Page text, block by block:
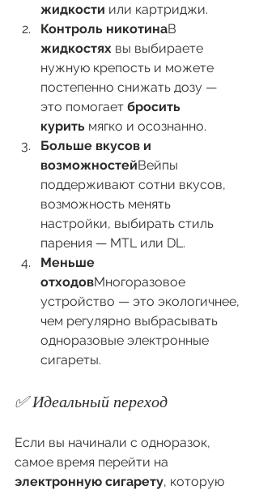
жидкости или картриджи.
Контроль никотинаВ
жидкостях вы выбираете
нужную крепость и можете
постепенно снижать дозу —
это помогает бросить
курить мягко и осознанно.
Больше вкусов и
возможностейВейпы
поддерживают сотни вкусов,
возможность менять
настройки, выбирать стиль
парения — MTL или DL.
Меньше
отходовМногоразовое
устройство — это экологичнее,
чем регулярно выбрасывать
одноразовые электронные
сигареты.
✅ Идеальный переход
Если вы начинали с одноразок,
самое время перейти на
электронную сигарету, которую